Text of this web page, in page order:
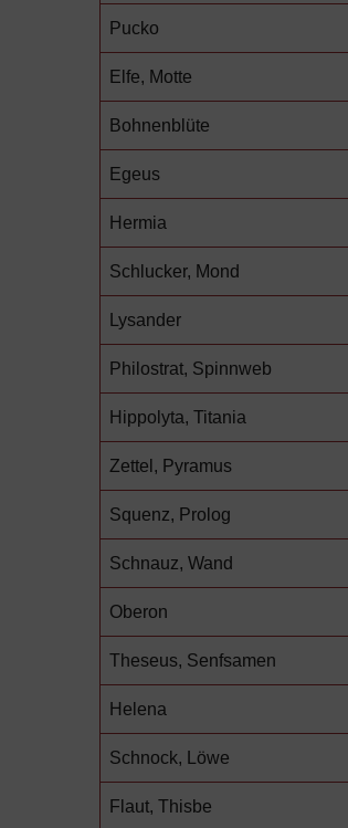
Pucko
Elfe, Motte
Bohnenblüte
Egeus
Hermia
Schlucker, Mond
Lysander
Philostrat, Spinnweb
Hippolyta, Titania
Zettel, Pyramus
Squenz, Prolog
Schnauz, Wand
Oberon
Theseus, Senfsamen
Helena
Schnock, Löwe
Flaut, Thisbe